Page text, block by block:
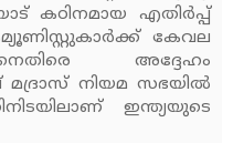
കഠിനമായ എതിര്‍പ്പ്
കേവല
അദ്ദേഹം
മദ്രാസ് നിയമ സഭയില്‍
ഇന്ത്യയുടെ